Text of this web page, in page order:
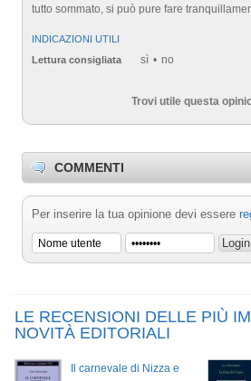
tutto sommato, si può pure fare
INDICAZIONI UTILI
Lettura consigliata
sì no
Trovi utile questa
COMMENTI
Per inserire la tua opinione devi essere
LE RECENSIONI DELLE PIÙ
NOVITÀ EDITORIALI
Il carnevale di Nizza e